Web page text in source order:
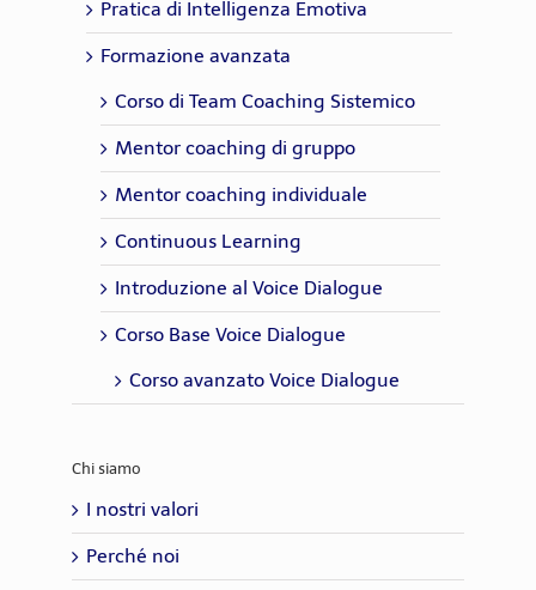
Pratica di Intelligenza Emotiva
Formazione avanzata
Corso di Team Coaching Sistemico
Mentor coaching di gruppo
Mentor coaching individuale
Continuous Learning
Introduzione al Voice Dialogue
Corso Base Voice Dialogue
Corso avanzato Voice Dialogue
Chi siamo
I nostri valori
Perché noi